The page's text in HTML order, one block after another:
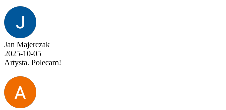
Jan Majerczak
2025-10-05
Artysta. Polecam!